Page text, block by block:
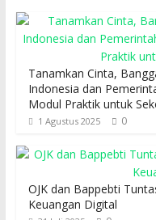
Tanamkan Cinta,
Indonesia dan
Modul Praktik untuk
1 Agustus 2025 0
OJK dan Bappebti
Keuangan Digital